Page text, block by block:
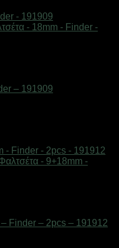
– 191909
– Finder – 2pcs – 191912